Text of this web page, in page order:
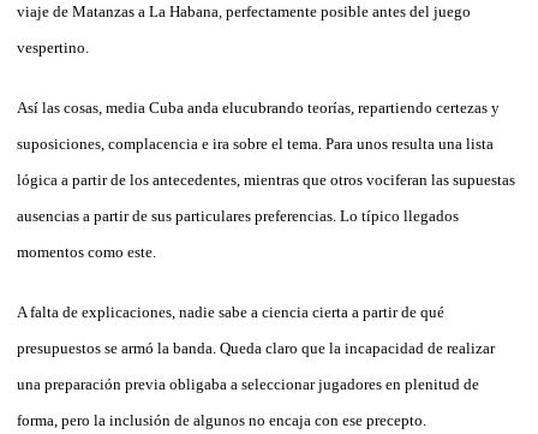
viaje de Matanzas a La Habana, perfectamente posible antes del juego
vespertino.
Así las cosas, media Cuba anda elucubrando teorías, repartiendo certezas y
suposiciones, complacencia e ira sobre el tema. Para unos resulta una lista
lógica a partir de los antecedentes, mientras que otros vociferan las supuestas
ausencias a partir de sus particulares preferencias. Lo típico llegados
momentos como este.
A falta de explicaciones, nadie sabe a ciencia cierta a partir de qué
presupuestos se armó la banda. Queda claro que la incapacidad de realizar
una preparación previa obligaba a seleccionar jugadores en plenitud de
forma, pero la inclusión de algunos no encaja con ese precepto.